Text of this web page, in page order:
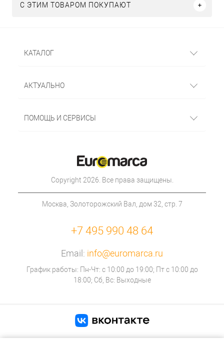
С ЭТИМ ТОВАРОМ ПОКУПАЮТ
КАТАЛОГ
АКТУАЛЬНО
ПОМОЩЬ И СЕРВИСЫ
Copyright 2026. Все права защищены.
Москва, Золоторожский Вал, дом 32, стр. 7
+7 495 990 48 64
Email: info@euromarca.ru
График работы: Пн-Чт: с 10:00 до 19:00; Пт с 10:00 до
18:00; Сб, Вс: Выходные